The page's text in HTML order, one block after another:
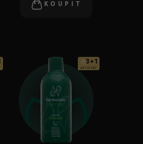
KOUPIT
3+1
od 1 013 Kč